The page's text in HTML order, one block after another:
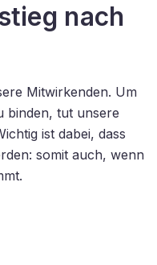
nach
Mitwirkenden. Um
binden, tut unsere
ist dabei, dass
somit auch, wenn